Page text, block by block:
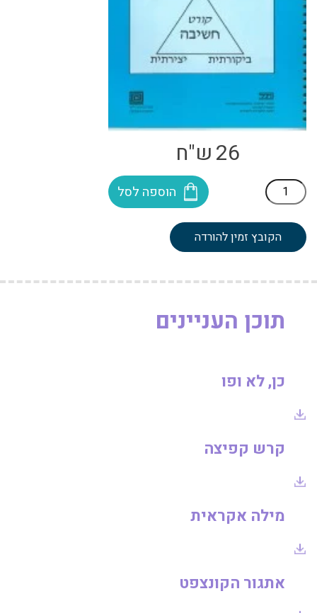
26ש"ח
כמות
של
חשיבה
-
4
יצירתיות
-
הוספה לסל
הקובץ זמין להורדה
תוכן העניינים
כן, לא ופו
קרש קפיצה
מילה אקראית
אתגור הקונצפט